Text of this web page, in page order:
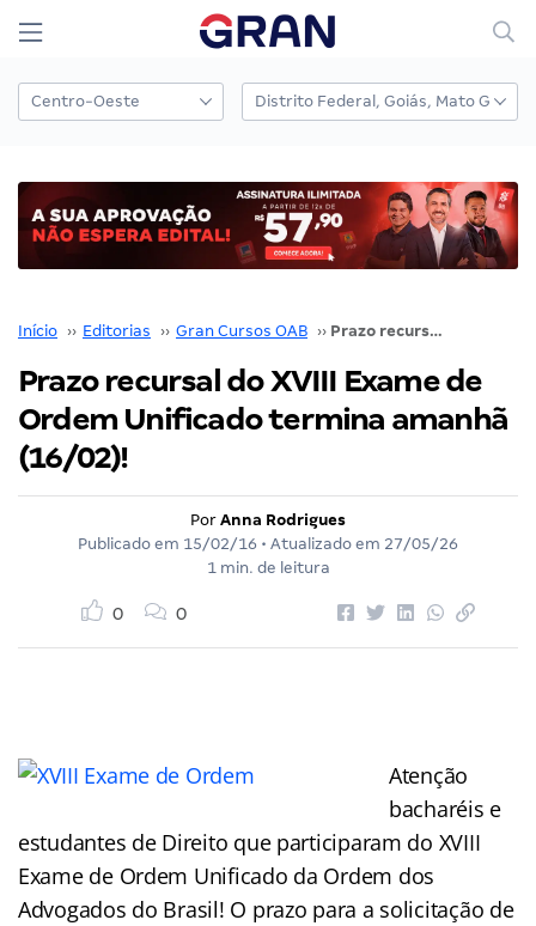
Início ›› Editorias ›› Gran Cursos OAB ›› Prazo recursal do XVIII Exame de Ordem Unificado termina amanhã (16/02)!
Prazo recursal do XVIII Exame de
Ordem Unificado termina amanhã
(16/02)!
Por Anna Rodrigues
Publicado em 15/02/16 • Atualizado em 27/05/26
1 min. de leitura
0 0
Atenção
bacharéis e
estudantes de Direito que participaram do XVIII
Exame de Ordem Unificado da Ordem dos
Advogados do Brasil! O prazo para a solicitação de